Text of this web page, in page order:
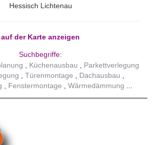
Hessisch Lichtenau
auf der Karte anzeigen
Suchbegriffe:
Küchenausbau
Parkettverlegung
Türenmontage
Dachausbau
Fenstermontage Wärmedämmung